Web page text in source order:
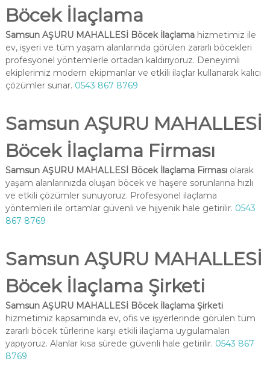
Böcek İlaçlama
Samsun AŞURU MAHALLESİ Böcek İlaçlamahizmetimiz ile
ev, işyeri ve tüm yaşam alanlarında görülen zararlı böcekleri
profesyonel yöntemlerle ortadan kaldırıyoruz. Deneyimli
ekiplerimiz modern ekipmanlar ve etkili ilaçlar kullanarak kalıcı
çözümler sunar. 0543 867 8769
Samsun AŞURU MAHALLESİ
Böcek İlaçlama Firması
Samsun AŞURU MAHALLESİ Böcek İlaçlama Firmasıolarak
yaşam alanlarınızda oluşan böcek ve haşere sorunlarına hızlı
ve etkili çözümler sunuyoruz. Profesyonel ilaçlama
yöntemleri ile ortamlar güvenli ve hijyenik hale getirilir. 0543
867 8769
Samsun AŞURU MAHALLESİ
Böcek İlaçlama Şirketi
Samsun AŞURU MAHALLESİ Böcek İlaçlama Şirketi
hizmetimiz kapsamında ev, ofis ve işyerlerinde görülen tüm
zararlı böcek türlerine karşı etkili ilaçlama uygulamaları
yapıyoruz. Alanlar kısa sürede güvenli hale getirilir. 0543 867
8769